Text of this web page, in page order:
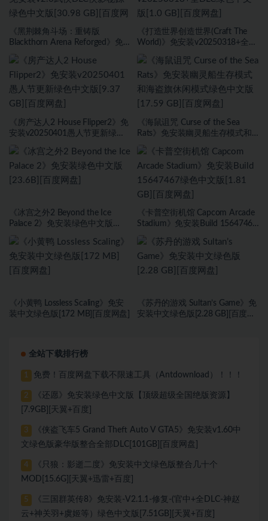
《黑荆棘角斗场：重铸版
Blackthorn Arena Reforged》免
文版[30.98 GB][百度网盘]
《打造世界创造世界(Craft The
World)》免安装v20250318+全
盘]
《房产达人2 House Flipper2》免
安装v20250401愚人节更新绿色
《海鼠诅咒 Curse of the Sea
Rats》免安装幽灵船生存模式和
GB][百度网盘]
《冰宫之外2 Beyond the Ice
Palace 2》免安装绿色中文版
《卡普空街机馆 Capcom Arcade
Stadium》免安装Build 15647467
《小黄鸭 Lossless Scaling》免安
装中文绿色版[172 MB][百度网盘]
《苏丹的游戏 Sultan’s Game》免
安装中文绿色版[2.28 GB][百度网
全站下载排行榜
1 免费！百度网盘下载不限速工具（Antdownload）！！！
2
《还愿》免安装绿色中文版【顶级超级全国绝版资源】
[7.9GB][天翼+百度]
3
《侠盗飞车5 Grand Theft Auto V GTA5》免安装v1.60中
文绿色版豪华版整合全部DLC[101GB][百度网盘]
4
《只狼：影逝二度》免安装中文绿色版整合几十个
MOD[15.6G][天翼+迅雷+百度]
5
《三国群英传8》免安装-V2.1.1-修复-(官中+全DLC-神赵
云+神关羽+虞姬等）绿色中文版[7.51GB][天翼+百度]